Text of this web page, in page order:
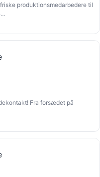
produktionsmedarbedere til
Fra forsædet på